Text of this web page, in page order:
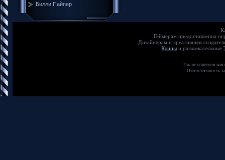
Билли Пайпер
Геймерам предоставленна
Дизайнерам и креативным
Клипы и развлекательные
Так-же советуем
Ответственность